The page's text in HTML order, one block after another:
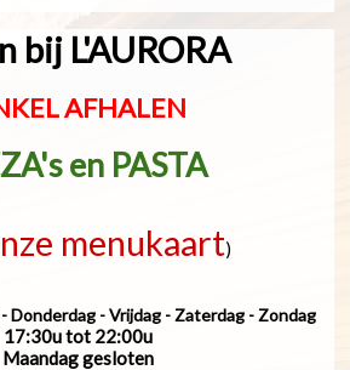
bij L'AURORA
AFHALEN
en PASTA
menukaart)
Donderdag - Vrijdag - Zaterdag - Zondag
17:30u tot 22:00u
Maandag gesloten